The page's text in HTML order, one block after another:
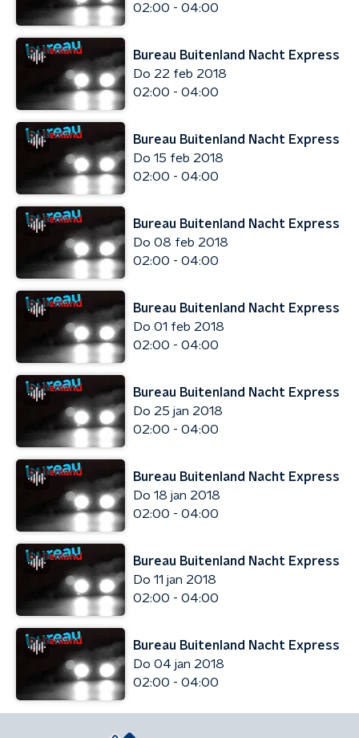
02:00 - 04:00
Bureau Buitenland Nacht Express
Do 22 feb 2018
02:00 - 04:00
Bureau Buitenland Nacht Express
Do 15 feb 2018
02:00 - 04:00
Bureau Buitenland Nacht Express
Do 08 feb 2018
02:00 - 04:00
Bureau Buitenland Nacht Express
Do 01 feb 2018
02:00 - 04:00
Bureau Buitenland Nacht Express
Do 25 jan 2018
02:00 - 04:00
Bureau Buitenland Nacht Express
Do 18 jan 2018
02:00 - 04:00
Bureau Buitenland Nacht Express
Do 11 jan 2018
02:00 - 04:00
Bureau Buitenland Nacht Express
Do 04 jan 2018
02:00 - 04:00